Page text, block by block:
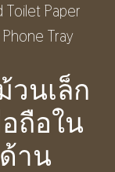
วนเล็ก
ถือใน
าน